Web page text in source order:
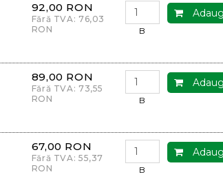
92,00 RON
Fără TVA: 76,03
RON
B
89,00 RON
Fără TVA: 73,55
RON
B
67,00 RON
Fără TVA: 55,37
RON
B